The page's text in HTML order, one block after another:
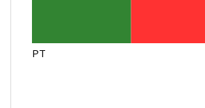
PT